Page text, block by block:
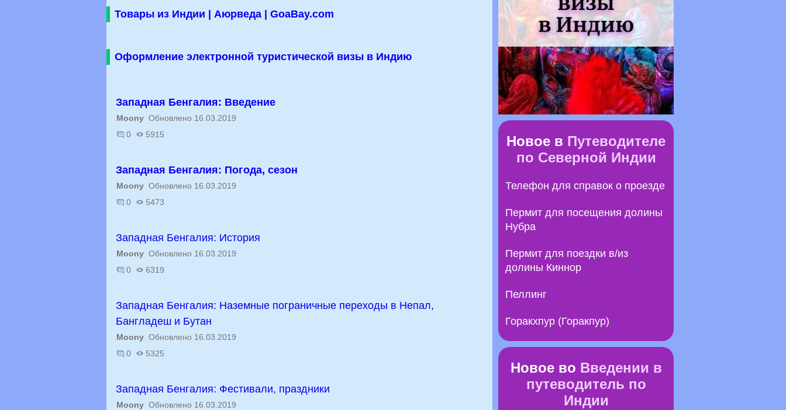
Товары из Индии | Аюрведа | GoaBay.com
Оформление электронной туристической визы в Индию
Западная Бенгалия: Введение
Moony Обновлено 16.03.2019
0
5915
Западная Бенгалия: Погода, сезон
Moony Обновлено 16.03.2019
0
5473
Западная Бенгалия: История
Moony Обновлено 16.03.2019
0
6319
Западная Бенгалия: Наземные пограничные переходы в Непал,
Бангладеш и Бутан
Moony Обновлено 16.03.2019
0
5325
Западная Бенгалия: Фестивали, праздники
Moony Обновлено 16.03.2019
Новое в Путеводителе
по Северной Индии
Телефон для справок о проезде
Пермит для посещения долины
Нубра
Пермит для поездки в/из
долины Киннор
Пеллинг
Горакхпур (Горакпур)
Новое во Введении в
путеводитель по
Индии